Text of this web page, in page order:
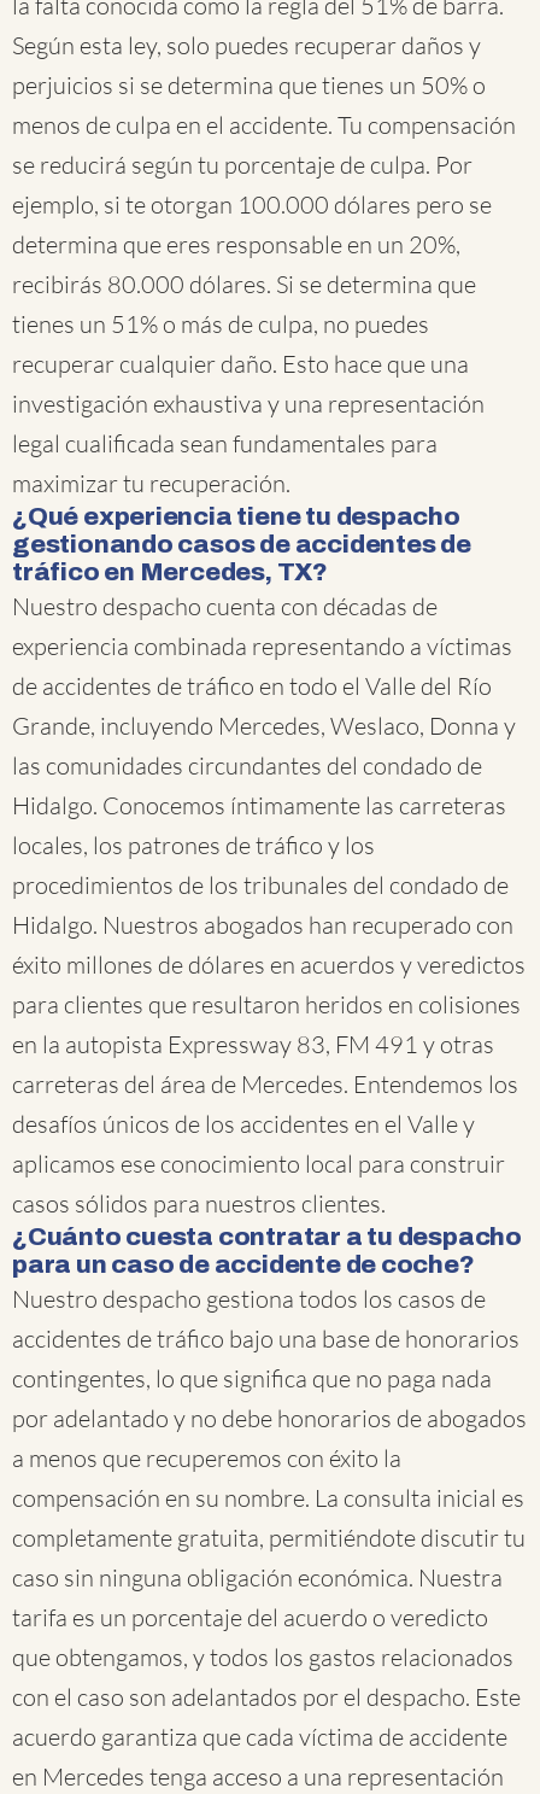
Según esta ley, solo puedes recuperar daños y
perjuicios si se determina que tienes un 50% o
menos de culpa en el accidente. Tu compensación
se reducirá según tu porcentaje de culpa. Por
ejemplo, si te otorgan 100.000 dólares pero se
determina que eres responsable en un 20%,
recibirás 80.000 dólares. Si se determina que
tienes un 51% o más de culpa, no puedes
recuperar cualquier daño. Esto hace que una
investigación exhaustiva y una representación
legal cualificada sean fundamentales para
maximizar tu recuperación.
¿Qué experiencia tiene tu despacho
gestionando casos de accidentes de
tráfico en Mercedes, TX?
Nuestro despacho cuenta con décadas de
experiencia combinada representando a víctimas
de accidentes de tráfico en todo el Valle del Río
Grande, incluyendo Mercedes, Weslaco, Donna y
las comunidades circundantes del condado de
Hidalgo. Conocemos íntimamente las carreteras
locales, los patrones de tráfico y los
procedimientos de los tribunales del condado de
Hidalgo. Nuestros abogados han recuperado con
éxito millones de dólares en acuerdos y veredictos
para clientes que resultaron heridos en colisiones
en la autopista Expressway 83, FM 491 y otras
carreteras del área de Mercedes. Entendemos los
desafíos únicos de los accidentes en el Valle y
aplicamos ese conocimiento local para construir
casos sólidos para nuestros clientes.
¿Cuánto cuesta contratar a tu despacho
para un caso de accidente de coche?
Nuestro despacho gestiona todos los casos de
accidentes de tráfico bajo una base de honorarios
contingentes, lo que significa que no paga nada
por adelantado y no debe honorarios de abogados
a menos que recuperemos con éxito la
compensación en su nombre. La consulta inicial es
completamente gratuita, permitiéndote discutir tu
caso sin ninguna obligación económica. Nuestra
tarifa es un porcentaje del acuerdo o veredicto
que obtengamos, y todos los gastos relacionados
con el caso son adelantados por el despacho. Este
acuerdo garantiza que cada víctima de accidente
en Mercedes tenga acceso a una representación